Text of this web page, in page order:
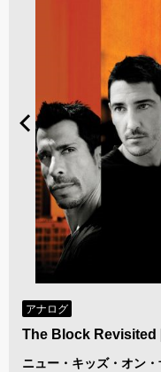
アナログ
The Block Revisited
ニュー・キッズ・オン